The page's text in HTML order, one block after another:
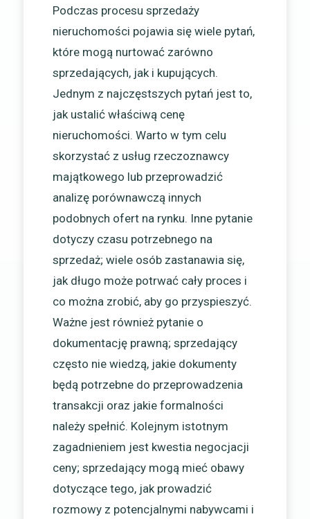
Podczas procesu sprzedaży
nieruchomości pojawia się wiele pytań,
które mogą nurtować zarówno
sprzedających, jak i kupujących.
Jednym z najczęstszych pytań jest to,
jak ustalić właściwą cenę
nieruchomości. Warto w tym celu
skorzystać z usług rzeczoznawcy
majątkowego lub przeprowadzić
analizę porównawczą innych
podobnych ofert na rynku. Inne pytanie
dotyczy czasu potrzebnego na
sprzedaż; wiele osób zastanawia się,
jak długo może potrwać cały proces i
co można zrobić, aby go przyspieszyć.
Ważne jest również pytanie o
dokumentację prawną; sprzedający
często nie wiedzą, jakie dokumenty
będą potrzebne do przeprowadzenia
transakcji oraz jakie formalności
należy spełnić. Kolejnym istotnym
zagadnieniem jest kwestia negocjacji
ceny; sprzedający mogą mieć obawy
dotyczące tego, jak prowadzić
rozmowy z potencjalnymi nabywcami i